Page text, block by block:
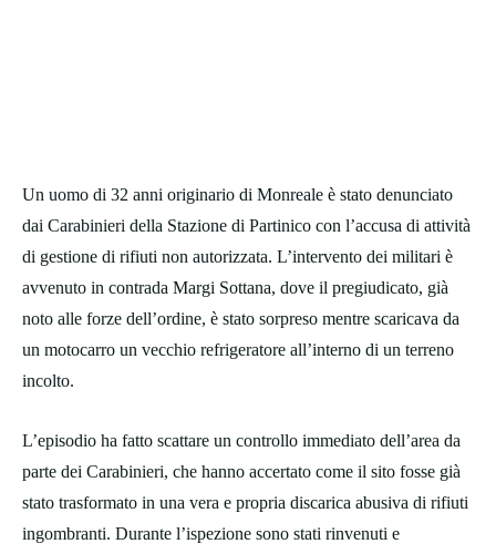
Un uomo di 32 anni originario di Monreale è stato denunciato
dai Carabinieri della Stazione di Partinico con l’accusa di attività
di gestione di rifiuti non autorizzata. L’intervento dei militari è
avvenuto in contrada Margi Sottana, dove il pregiudicato, già
noto alle forze dell’ordine, è stato sorpreso mentre scaricava da
un motocarro un vecchio refrigeratore all’interno di un terreno
incolto.
L’episodio ha fatto scattare un controllo immediato dell’area da
parte dei Carabinieri, che hanno accertato come il sito fosse già
stato trasformato in una vera e propria discarica abusiva di rifiuti
ingombranti. Durante l’ispezione sono stati rinvenuti e